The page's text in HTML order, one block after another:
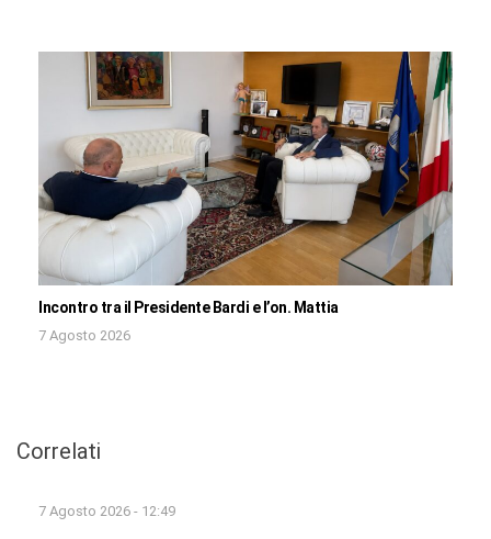
Incontro tra il Presidente Bardi e l’on. Mattia
7 Agosto 2026
Correlati
7 Agosto 2026 - 12:49